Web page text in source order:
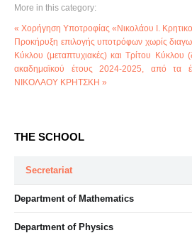
More in this category:
« Χορήγηση Υποτροφίας «Νικολάου Ι.
Προκήρυξη επιλογής υποτρόφων χωρίς
Κύκλου (μεταπτυχιακές) και Τρίτου Κύκλου
ακαδημαϊκού έτους 2024-2025, από τα
ΝΙΚΟΛΑΟΥ ΚΡΗΤΣΚΗ »
THE SCHOOL
Secretariat
Department of Mathematics
Department of Physics